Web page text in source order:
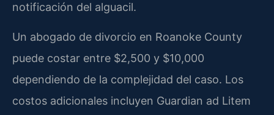
notificación del alguacil.
Un abogado de divorcio en Roanoke County
puede costar entre $2,500 y $10,000
dependiendo de la complejidad del caso. Los
costos adicionales incluyen Guardian ad Litem